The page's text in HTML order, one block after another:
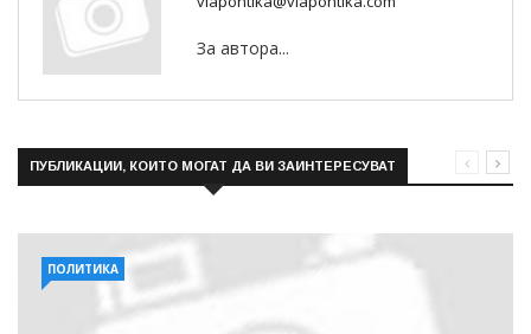
За автора...
ПУБЛИКАЦИИ, КОИТО МОГАТ ДА ВИ ЗАИНТЕРЕСУВАТ
ПОЛИТИКА